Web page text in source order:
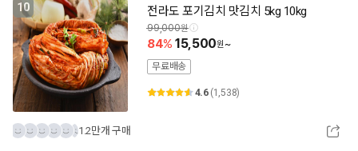
10 전라도 포기김치 맛김치 5kg 10kg
99,000
84 15,500
~
무료배송
4.6 (1,538)
1.2만개 구매